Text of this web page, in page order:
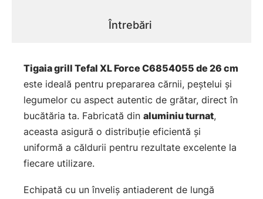
Întrebări
Tigaia grill Tefal XL Force C6854055 de 26 cm
este ideală pentru prepararea cărnii, peștelui și
legumelor cu aspect autentic de grătar, direct în
bucătăria ta. Fabricată din aluminiu turnat,
aceasta asigură o distribuție eficientă și
uniformă a căldurii pentru rezultate excelente la
fiecare utilizare.
Echipată cu un înveliș antiaderent de lungă